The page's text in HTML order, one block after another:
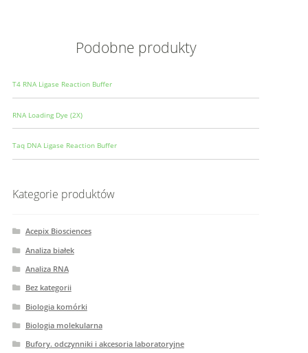
Podobne produkty
T4 RNA Ligase Reaction Buffer
RNA Loading Dye (2X)
Taq DNA Ligase Reaction Buffer
Kategorie produktów
Acepix Biosciences
Analiza białek
Analiza RNA
Bez kategorii
Biologia komórki
Biologia molekularna
Bufory. odczynniki i akcesoria laboratoryjne